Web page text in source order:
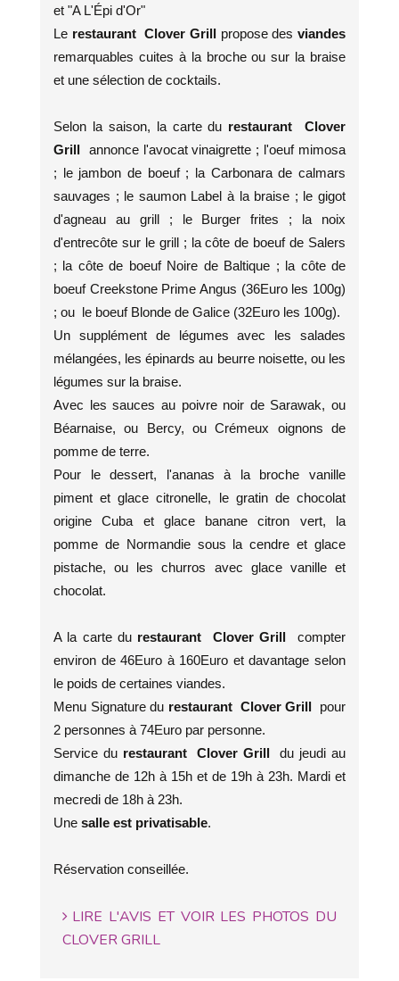
et "A L'Épi d'Or"
Le restaurant Clover Grill propose desviandes
remarquables cuites à la broche ou sur la braise
et une sélection de cocktails.
Selon la saison, la carte du restaurant Clover
Grill annonce l'avocat vinaigrette ; l'oeuf mimosa
; le jambon de boeuf ; la Carbonara de calmars
sauvages ; le saumon Label à la braise ; le gigot
d'agneau au grill ; le Burger frites ; la noix
d'entrecôte sur le grill ; la côte de boeuf de Salers
; la côte de boeuf Noire de Baltique ; la côte de
boeuf Creekstone Prime Angus (36Euro les 100g)
; ou le boeuf Blonde de Galice (32Euro les 100g).
Un supplément de légumes avec les salades
mélangées, les épinards au beurre noisette, ou les
légumes sur la braise.
Avec les sauces au poivre noir de Sarawak, ou
Béarnaise, ou Bercy, ou Crémeux oignons de
pomme de terre.
Pour le dessert, l'ananas à la broche vanille
piment et glace citronelle, le gratin de chocolat
origine Cuba et glace banane citron vert, la
pomme de Normandie sous la cendre et glace
pistache, ou les churros avec glace vanille et
chocolat.
A la carte du restaurant Clover Grillcompter
environ de 46Euro à 160Euro et davantage selon
le poids de certaines viandes.
Menu Signature du restaurant Clover Grill pour
2 personnes à 74Euro par personne.
Service du restaurant Clover Grilldu jeudi au
dimanche de 12h à 15h et de 19h à 23h. Mardi et
mecredi de 18h à 23h.
Une salle est privatisable.
Réservation conseillée.
LIRE L'AVIS ET VOIR LES PHOTOS DU
CLOVER GRILL